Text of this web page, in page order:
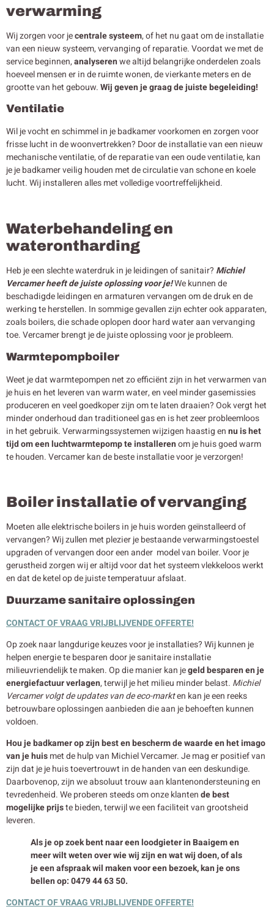
verwarming
Wij zorgen voor jecentrale systeem, of het nu gaat om de installatie
van een nieuw systeem, vervanging of reparatie. Voordat we met de
service beginnen,analyserenwe altijd belangrijke onderdelen zoals
hoeveel mensen er in de ruimte wonen, de vierkante meters en de
grootte van het gebouw.Wij geven je graag de juiste begeleiding!
Ventilatie
Wil je vocht en schimmel in je badkamer voorkomen en zorgen voor
frisse lucht in de woonvertrekken? Door de installatie van een nieuw
mechanische ventilatie, of de reparatie van een oude ventilatie, kan
je je badkamer veilig houden met de circulatie van schone en koele
lucht. Wij installeren alles met volledige voortreffelijkheid.
Waterbehandeling en
waterontharding
Heb je een slechte waterdruk in je leidingen of sanitair? Michiel
Vercamer heeft de juiste oplossing voor je!We kunnen de
beschadigde leidingen en armaturen vervangen om de druk en de
werking te herstellen. In sommige gevallen zijn echter ook apparaten,
zoals boilers, die schade oplopen door hard water aan vervanging
toe. Vercamer brengt je de juiste oplossing voor je probleem.
Warmtepompboiler
Weet je dat warmtepompen net zo efficiënt zijn in het verwarmen van
je huis en het leveren van warm water, en veel minder gasemissies
produceren en veel goedkoper zijn om te laten draaien? Ook vergt het
minder onderhoud dan traditioneel gas en is het zeer probleemloos
in het gebruik. Verwarmingssystemen wijzigen haastig ennu is het
tijd om een luchtwarmtepomp te installerenom je huis goed warm
te houden. Vercamer kan de beste installatie voor je verzorgen!
Boiler installatie of vervanging
Moeten alle elektrische boilers in je huis worden geïnstalleerd of
vervangen? Wij zullen met plezier je bestaande verwarmingstoestel
upgraden of vervangen door een ander model van boiler. Voor je
gerustheid zorgen wij er altijd voor dat het systeem vlekkeloos werkt
en dat de ketel op de juiste temperatuur afslaat.
Duurzame sanitaire oplossingen
CONTACT OF VRAAG VRIJBLIJVENDE OFFERTE!
Op zoek naar langdurige keuzes voor je installaties? Wij kunnen je
helpen energie te besparen door je sanitaire installatie
milieuvriendelijk te maken. Op die manier kan jegeld besparen en je
energiefactuur verlagen, terwijl je het milieu minder belast. Michiel
Vercamer volgt de updates van de eco-markten kan je een reeks
betrouwbare oplossingen aanbieden die aan je behoeften kunnen
voldoen.
Hou je badkamer op zijn best en bescherm de waarde en het imago
van je huismet de hulp van Michiel Vercamer. Je mag er positief van
zijn dat je je huis toevertrouwt in de handen van een deskundige.
Daarbovenop, zijn we absoluut trouw aan klantenondersteuning en
tevredenheid. We proberen steeds om onze klantende best
mogelijke prijste bieden, terwijl we een faciliteit van grootsheid
leveren.
Als je op zoek bent naar een loodgieter in Baaigem en
meer wilt weten over wie wij zijn en wat wij doen, of als
je een afspraak wil maken voor een bezoek, kan je ons
bellen op: 0479 44 63 50.
CONTACT OF VRAAG VRIJBLIJVENDE OFFERTE!